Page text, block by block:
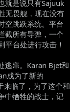
就是说只有Sajuuk
无畏舰，现在没有
空跳跃系统。平台
截所有导弹，一个
平台处进行攻击！
逃窜。Karan Bjet和
成为了新的
来临了，为了这个和
中牺牲的战士，记